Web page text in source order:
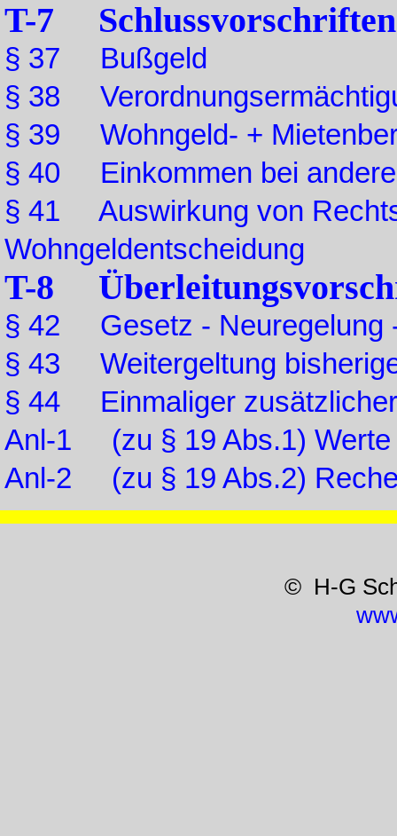
T-7 Schlussvorschriften
§ 37 Bußgeld
§ 38
§ 39 Wohngeld- +
§ 40 Einkommen bei
§ 41 Auswirkung von
Wohngeldentscheidung
T-8
§ 42 Gesetz - Neuregelung
§ 43 Weitergeltung
§ 44 Einmaliger zusätzlicher
Anl-1 (zu § 19 Abs.1) Werte
Anl-2 (zu § 19 Abs.2)
© H-G